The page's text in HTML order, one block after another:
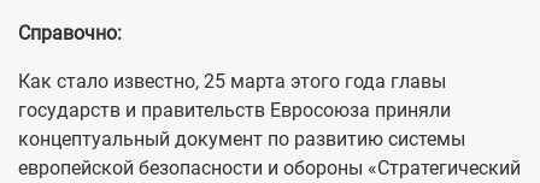
Справочно:
Как стало известно, 25 марта этого года главы
государств и правительств Евросоюза приняли
концептуальный документ по развитию системы
европейской безопасности и обороны «Стратегический